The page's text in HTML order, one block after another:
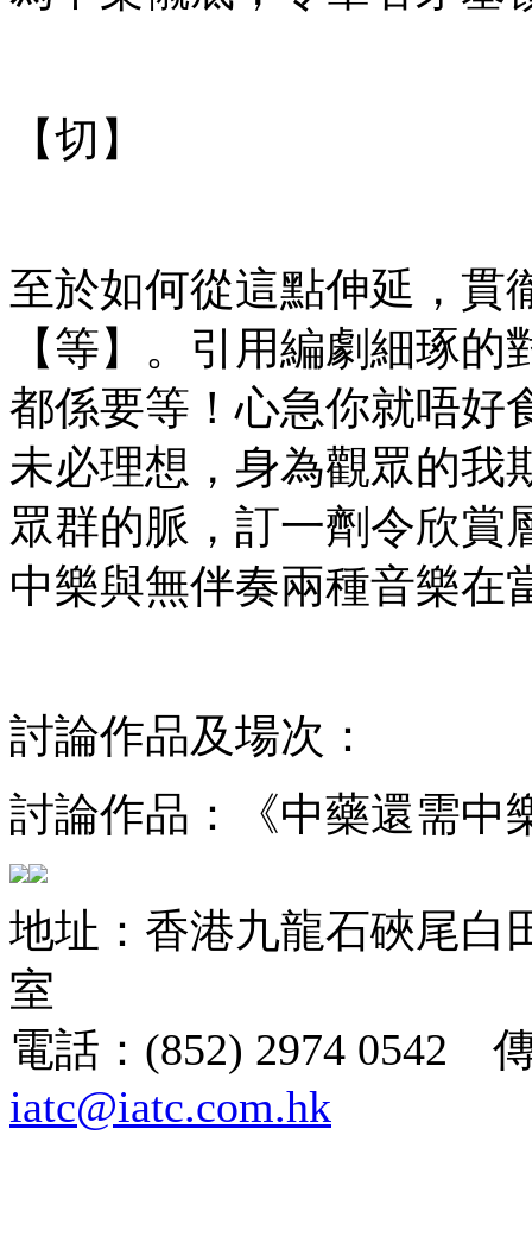
【切】
至於如何從這點伸延，貫
【等】。引用編劇細琢
都係要等！心急你就唔好
未必理想，身為觀眾的我
眾群的脈，訂一劑令欣賞
中樂與無伴奏兩種音樂在
討論作品及場次：
討論作品：《中藥還需中
地址：香港九龍石硤尾白
室
電話：(852) 2974 0542
iatc@iatc.com.hk